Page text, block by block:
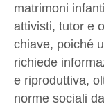
matrimoni
attivisti, tutor e
chiave, poiché
richiede
e riproduttiva,
norme sociali